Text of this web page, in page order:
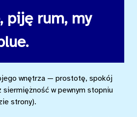
piję rum, my
wnętrza — prostotę, spokój
siermiężność w pewnym stopniu
strony).